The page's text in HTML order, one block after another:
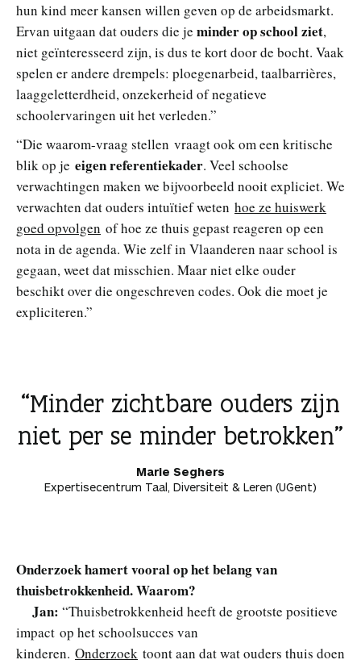
hun kind meer kansen willen geven op de arbeidsmarkt.
Ervan uitgaan dat ouders die je minder op school ziet,
niet geïnteresseerd zijn, is dus te kort door de bocht. Vaak
spelen er andere drempels: ploegenarbeid, taalbarrières,
laaggeletterdheid, onzekerheid of negatieve
schoolervaringen uit het verleden.”
“Die waarom-vraag stellen vraagt ook om een kritische
blik op je eigen referentiekader. Veel schoolse
verwachtingen maken we bijvoorbeeld nooit expliciet. We
verwachten dat ouders intuïtief weten hoe ze huiswerk
goed opvolgen of hoe ze thuis gepast reageren op een
nota in de agenda. Wie zelf in Vlaanderen naar school is
gegaan, weet dat misschien. Maar niet elke ouder
beschikt over die ongeschreven codes. Ook die moet je
expliciteren.”
Minder zichtbare ouders zijn
niet per se minder betrokken
Marie Seghers
Expertisecentrum Taal, Diversiteit & Leren (UGent)
Onderzoek hamert vooral op het belang van
thuisbetrokkenheid. Waarom?
Jan: “Thuisbetrokkenheid heeft de grootste positieve
impact op het schoolsucces van
kinderen. Onderzoek toont aan dat wat ouders thuis doen